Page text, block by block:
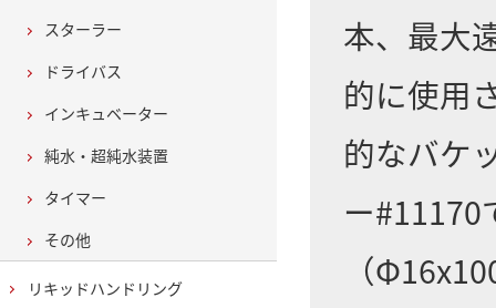
本、最大
的に使用
的なバケ
ー#11170
（
スターラー
ドライバス
インキュベーター
純水・超純水装置
タイマー
その他
リキッドハンドリング